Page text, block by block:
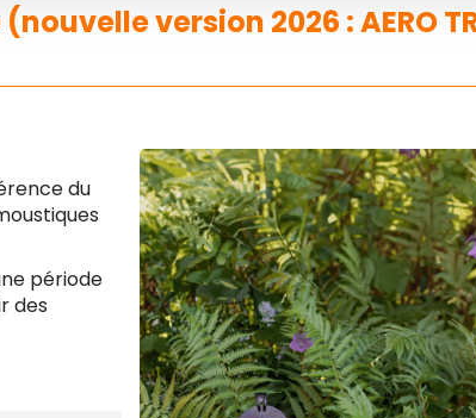
version 2026 : AERO
du
période
des